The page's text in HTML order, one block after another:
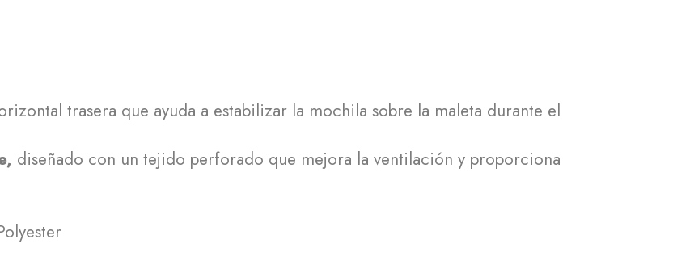
trasera que ayuda a estabilizar la mochila sobre la maleta durante el
diseñado con un tejido perforado que mejora la ventilación y proporciona